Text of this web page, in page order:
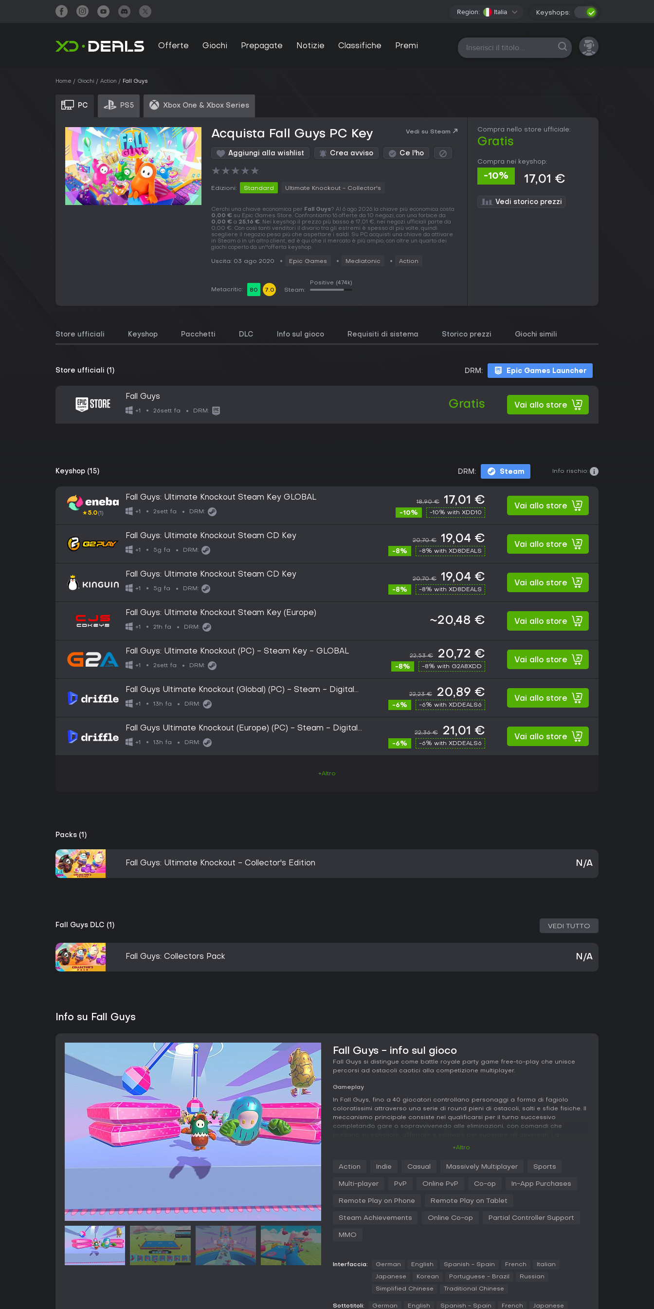
Region: Italia Keyshops:
Offerte Giochi Prepagate Notizie Classifiche Premi Tutte le piattaforme
Home Giochi Action Fall Guys
PC PS5 Xbox One & Xbox Series
Acquista Fall Guys PC Key Vedi su Steam
Aggiungi alla wishlist Crea avviso Ce l'ho
★★★★★
Edizioni: Standard Ultimate Knockout - Collector's
Cerchi una chiave economica per Fall Guys? Al 6 ago 2026 la chiave più economica costa
0,00 € su Epic Games Store. Confrontiamo 16 offerte da 10 negozi, con una forbice da
0,00 € a 25,16 €. Nei keyshop il prezzo più basso è 17,01 €, nei negozi ufficiali parte da
0,00 €. Con così tanti venditori il divario tra gli estremi è spesso di più volte, quindi
scegliere il negozio pesa più che aspettare i saldi. Su PC acquisti una chiave da attivare
in Steam o in un altro client, ed è qui che il mercato è più ampio, con oltre un quarto dei
giochi coperto da un''offerta keyshop.
Uscita: 03 ago 2020 Epic Games Mediatonic Action
Metacritic: 80 7.0 Steam:
Positive (474k)
Compra nello store ufficiale:
Gratis
Compra nei keyshop:
-10% 17,01 €
Vedi storico prezzi
Store ufficiali Keyshop Pacchetti DLC Info sul gioco Requisiti di sistema Storico prezzi Giochi simili
Store ufficiali (1) DRM: Epic Games Launcher
Fall Guys
+1 26sett fa DRM:
Gratis Vai allo store
Keyshop (15) DRM: Steam Info rischio:
★5.0(1)
Fall Guys: Ultimate Knockout Steam Key GLOBAL
+1 2sett fa DRM:
18,90 € 17,01 €
-10% -10% with XDD10
Vai allo store
Fall Guys: Ultimate Knockout Steam CD Key
+1 5g fa DRM:
20,70 € 19,04 €
-8% -8% with XD8DEALS
Vai allo store
Fall Guys: Ultimate Knockout Steam CD Key
+1 5g fa DRM:
20,70 € 19,04 €
-8% -8% with XD8DEALS
Vai allo store
Fall Guys: Ultimate Knockout Steam Key (Europe)
+1 21h fa DRM:
~20,48 € Vai allo store
Fall Guys: Ultimate Knockout (PC) - Steam Key - GLOBAL
+1 2sett fa DRM:
22,53 € 20,72 €
-8% -8% with G2A8XDD
Vai allo store
Fall Guys Ultimate Knockout (Global) (PC) - Steam - Digital
Key
+1 13h fa DRM:
22,23 € 20,89 €
-6% -6% with XDDEALS6
Vai allo store
Fall Guys Ultimate Knockout (Europe) (PC) - Steam - Digital
Key
+1 13h fa DRM:
22,36 € 21,01 €
-6% -6% with XDDEALS6
Vai allo store
+Altro
Packs (1)
Fall Guys: Ultimate Knockout - Collector's Edition N/A
Fall Guys DLC (1) VEDI TUTTO
Fall Guys: Collectors Pack N/A
Info su Fall Guys
Fall Guys - info sul gioco
Fall Guys si distingue come battle royale party game free-to-play che unisce
percorsi ad ostacoli caotici alla competizione multiplayer.
Gameplay
In Fall Guys, fino a 40 giocatori controllano personaggi a forma di fagiolo
coloratissimi attraverso una serie di round pieni di ostacoli, salti e sfide fisiche. Il
meccanismo principale consiste nel qualificarsi per il turno successivo
completando gare o sopravvivenedo alle eliminazioni, con comandi che
amici indipendentemente dal dispositivo.
Oltre al gameplay standard, Fall Guys Creative ti permette di creare percorsi ad
poi condividerli online con la community. Le partite sono dominate dal caos
eliminazioni fulminee, rendendo ogni sessione imprevedibile e spensierata.
Modalità di gioco
in battaglie solitarie, mentre le sfide cooperative richiedono lavoro di squadra
per superare ostacoli o raggiungere obiettivi comuni. Puoi fare la queue da solo
o con un massimo di tre amici per queste esperienze.
La modalità Ranked Knockout introduce un sistema di progressione strutturato,
+Altro
Action Indie Casual Massively Multiplayer Sports
Multi-player PvP Online PvP Co-op In-App Purchases
Remote Play on Phone Remote Play on Tablet
Steam Achievements Online Co-op Partial Controller Support
MMO
Interfaccia: German English Spanish - Spain French Italian
Japanese Korean Portuguese - Brazil Russian
Simplified Chinese Traditional Chinese
Sottotitoli: German English Spanish - Spain French Japanese